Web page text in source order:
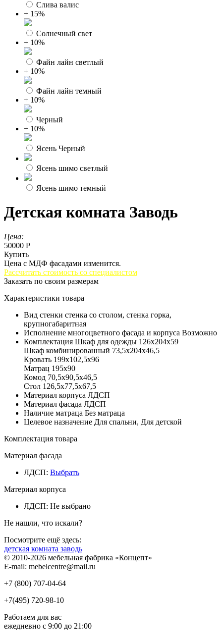
Слива валис
+ 15%
Солнечный свет
+ 10%
Файн лайн светлый
+ 10%
Файн лайн темный
+ 10%
Черный
+ 10%
Ясень Черный
Ясень шимо светлый
Ясень шимо темный
Детская комната Заводь
Цена:
50000 Р
Купить
Цена с МДФ фасадами изменится.
Рассчитать стоимость со специалистом
Заказать по своим размерам
Характеристики товара
Вид стенки стенка со столом, стенка горка,
крупногабаритная
Исполнение многоцветного фасада и корпуса Возможно
Комплектация Шкаф для одежды 126х204х59
Шкаф комбинированный 73,5х204х46,5
Кровать 199х102,5х96
Матрац 195х90
Комод 70,5х90,5х46,5
Стол 126,5х77,5х67,5
Материал корпуса ЛДСП
Материал фасада ЛДСП
Наличие матраца Без матраца
Целевое назначение Для спальни, Для детской
Комплектация товара
Материал фасада
ЛДСП: Выбрать
Материал корпуса
ЛДСП: Не выбрано
Не нашли, что искали?
Посмотрите ещё здесь:
детская комната заводь
© 2010-2026 мебельная фабрика «Концепт»
E-mail: mebelcentre@mail.ru
+7 (800) 707-04-64
+7(495) 720-98-10
Работаем для вас
ежедневно с 9:00 до 21:00